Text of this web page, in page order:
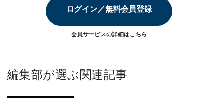
ログイン／無料会員登録
会員サービスの詳細はこちら
編集部が選ぶ関連記事